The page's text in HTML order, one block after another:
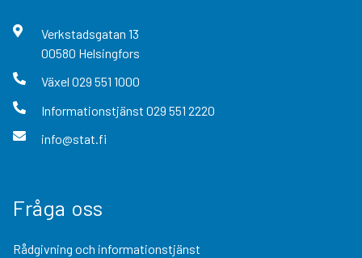
Verkstadsgatan 13
00580 Helsingfors
Växel 029 551 1000
Informationstjänst 029 551 2220
info@stat.fi
Fråga oss
Rådgivning och informationstjänst